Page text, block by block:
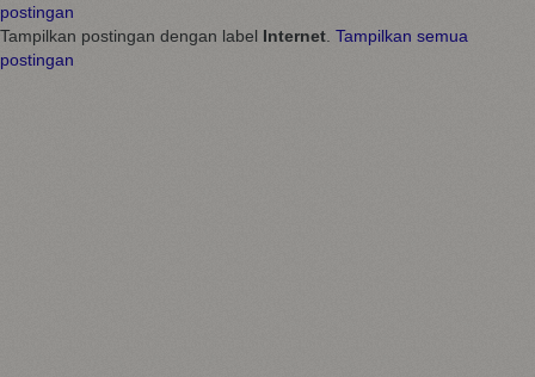
postingan
Tampilkan postingan dengan label Internet. Tampilkan semua
postingan